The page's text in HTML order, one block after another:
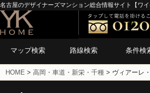
名古屋のデザイナーズマンション総合情報サイト【ワイ
マップ検索 路線検索 条件検
HOME >高岡・車道・新栄・千種 > ヴィアーレ